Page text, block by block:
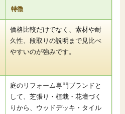
特徴
価格比較だけでなく、素材や耐
久性、段取りの説明まで見比べ
やすいのが強みです。
庭のリフォーム専門ブランドと
して、芝張り・植栽・花壇づく
りから、ウッドデッキ・タイル